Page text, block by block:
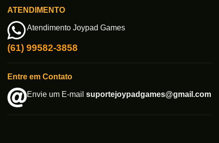
ATENDIMENTO
Atendimento Joypad Games
(61) 99582-3858
Entre em Contato
Envie um E-mail suportejoypadgames@gmail.com